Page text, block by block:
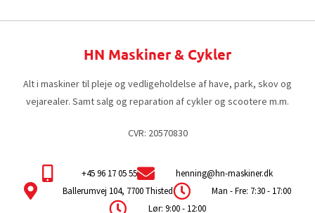
HN Maskiner & Cykler
Alt i maskiner til pleje og vedligeholdelse af have, park, skov og
vejarealer. Samt salg og reparation af cykler og scootere m.m.
CVR: 20570830
+45 96 17 05 55
henning@hn-maskiner.dk
Ballerumvej 104, 7700 Thisted
Man - Fre: 7:30 - 17:00
Lør: 9:00 - 12:00